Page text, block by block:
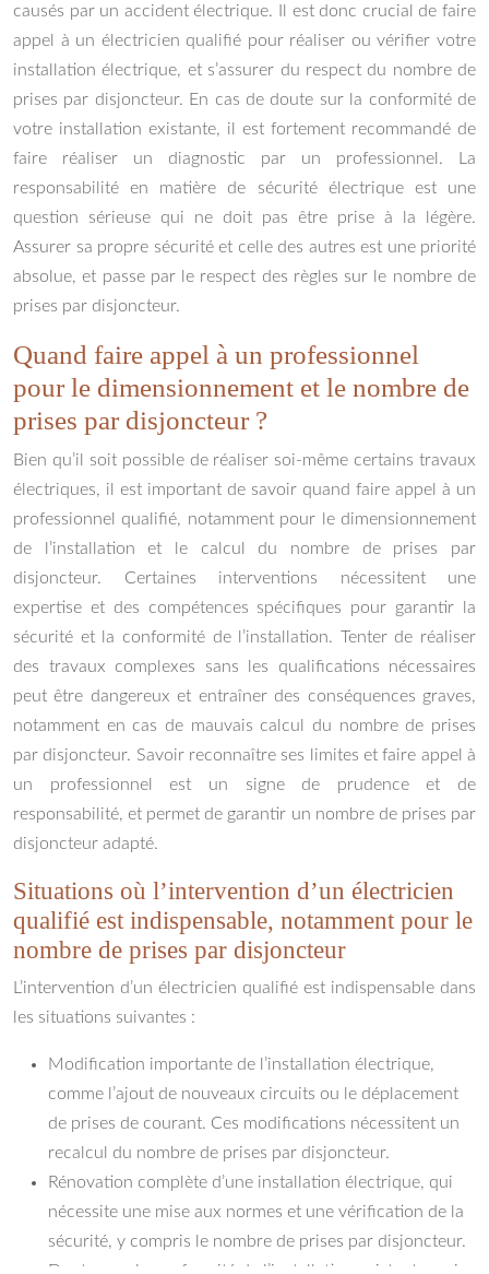
causés par un accident électrique. Il est donc crucial de faire
appel à un électricien qualifié pour réaliser ou vérifier votre
installation électrique, et s’assurer du respect du nombre de
prises par disjoncteur. En cas de doute sur la conformité de
votre installation existante, il est fortement recommandé de
faire réaliser un diagnostic par un professionnel. La
responsabilité en matière de sécurité électrique est une
question sérieuse qui ne doit pas être prise à la légère.
Assurer sa propre sécurité et celle des autres est une priorité
absolue, et passe par le respect des règles sur le nombre de
prises par disjoncteur.
Quand faire appel à un professionnel
pour le dimensionnement et le nombre de
prises par disjoncteur ?
Bien qu’il soit possible de réaliser soi-même certains travaux
électriques, il est important de savoir quand faire appel à un
professionnel qualifié, notamment pour le dimensionnement
de l’installation et le calcul du nombre de prises par
disjoncteur. Certaines interventions nécessitent une
expertise et des compétences spécifiques pour garantir la
sécurité et la conformité de l’installation. Tenter de réaliser
des travaux complexes sans les qualifications nécessaires
peut être dangereux et entraîner des conséquences graves,
notamment en cas de mauvais calcul du nombre de prises
par disjoncteur. Savoir reconnaître ses limites et faire appel à
un professionnel est un signe de prudence et de
responsabilité, et permet de garantir un nombre de prises par
disjoncteur adapté.
Situations où l’intervention d’un électricien
qualifié est indispensable, notamment pour le
nombre de prises par disjoncteur
L’intervention d’un électricien qualifié est indispensable dans
les situations suivantes :
Modification importante de l’installation électrique,
comme l’ajout de nouveaux circuits ou le déplacement
de prises de courant. Ces modifications nécessitent un
recalcul du nombre de prises par disjoncteur.
Rénovation complète d’une installation électrique, qui
nécessite une mise aux normes et une vérification de la
sécurité, y compris le nombre de prises par disjoncteur.
Doutes sur la conformité de l’installation existante, qui